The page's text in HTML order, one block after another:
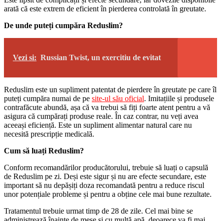
arată că este extrem de eficient în pierderea controlată în greutate.
De unde puteți cumpăra Reduslim?
Vezi si: Russian Twist, un exercitiu de evitat
Reduslim este un supliment patentat de pierdere în greutate pe care îl
puteți cumpăra numai de pe site-ul său oficial. Imitațiile și produsele
contrafăcute abundă, așa că va trebui să fiți foarte atent pentru a vă
asigura că cumpărați produse reale. În caz contrar, nu veți avea
aceeași eficiență. Este un supliment alimentar natural care nu
necesită prescripție medicală.
Cum să luați Reduslim?
Conform recomandărilor producătorului, trebuie să luați o capsulă
de Reduslim pe zi. Deși este sigur și nu are efecte secundare, este
important să nu depășiți doza recomandată pentru a reduce riscul
unor potențiale probleme și pentru a obține cele mai bune rezultate.
Tratamentul trebuie urmat timp de 28 de zile. Cel mai bine se